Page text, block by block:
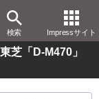
検索 Impressサイト
芝「D-M470」